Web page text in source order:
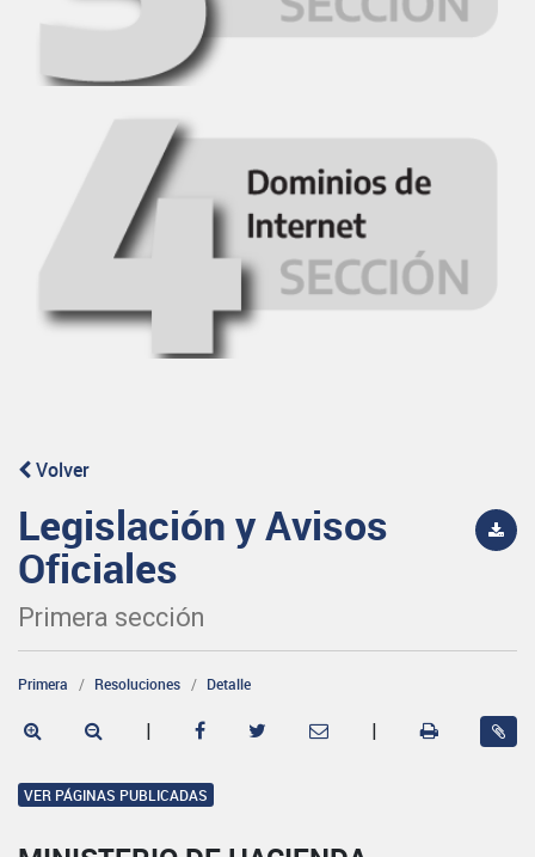
Volver
Legislación y Avisos
Oficiales
Primera sección
Primera Resoluciones Detalle
| |
VER PÁGINAS PUBLICADAS